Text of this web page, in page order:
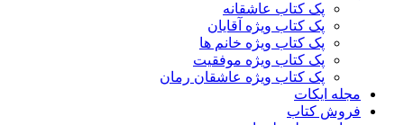
پک کتاب عاشقانه
پک کتاب ویژه آقایان
پک کتاب ویژه خانم ها
پک کتاب ویژه موفقیت
پک کتاب ویژه عاشقان رمان
مجله ایکات
فروش کتاب